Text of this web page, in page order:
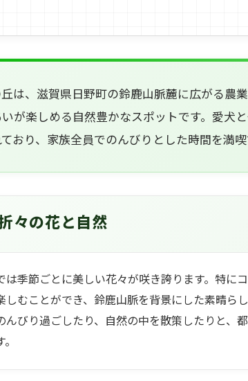
は、滋賀県日野町の鈴鹿山脈麓に広がる農
が楽しめる自然豊かなスポットです。愛犬
おり、家族全員でのんびりとした時間を満喫
々の花と自然
は季節ごとに美しい花々が咲き誇ります。特に
しむことができ、鈴鹿山脈を背景にした素晴ら
んびり過ごしたり、自然の中を散策したりと、